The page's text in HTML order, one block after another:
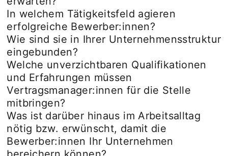
In welchem Tätigkeitsfeld agieren
erfolgreiche Bewerber:innen?
Wie sind sie in Ihrer Unternehmensstruktur
eingebunden?
Welche unverzichtbaren Qualifikationen
und Erfahrungen müssen
Vertragsmanager:innen für die Stelle
mitbringen?
Was ist darüber hinaus im Arbeitsalltag
nötig bzw. erwünscht, damit die
Bewerber:innen Ihr Unternehmen